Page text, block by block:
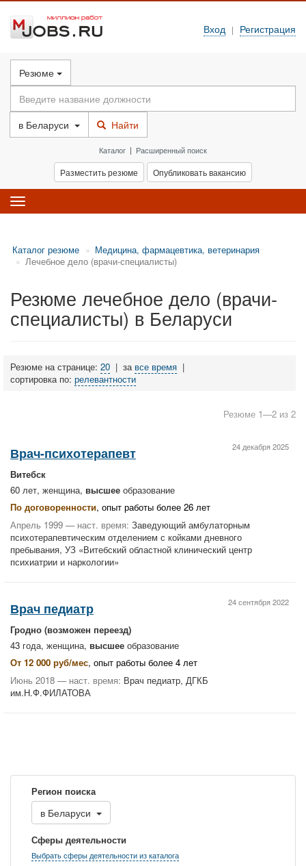
Вход | Регистрация
Резюме
в Беларуси Найти
Каталог | Расширенный поиск
Разместить резюме Опубликовать вакансию
Toggle
navigation
Каталог резюме
Медицина, фармацевтика, ветеринария
Лечебное дело (врачи-специалисты)
Резюме лечебное дело (врачи-
специалисты) в Беларуси
Резюме на странице: 20 | за все время |
сортировка по: релевантности
Резюме 1—2 из 2
24 декабря 2025
Врач-психотерапевт
Витебск
60 лет, женщина, высшее образование
По договоренности, опыт работы более 26 лет
Апрель 1999 — наст. время: Заведующий амбулаторным
психотерапевтическим отделением с койками дневного
пребывания, УЗ «Витебский областной клинический центр
психиатрии и наркологии»
24 сентября 2022
Врач педиатр
Гродно (возможен переезд)
43 года, женщина, высшее образование
От 12 000 руб/мес, опыт работы более 4 лет
Июнь 2018 — наст. время: Врач педиатр, ДГКБ
им.Н.Ф.ФИЛАТОВА
Регион поиска
в Беларуси
Сферы деятельности
Выбрать сферы деятельности из каталога